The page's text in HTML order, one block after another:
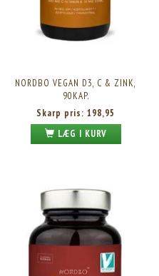
NORDBO VEGAN D3, C & ZINK,
90KAP.
Skarp pris: 198,95
LÆG I KURV